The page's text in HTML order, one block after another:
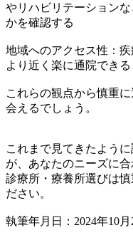
やリハビリテーション
かを確認する
地域へのアクセス性：
より近く楽に通院でき
これらの観点から慎重
会えるでしょう。
これまで見てきたよう
が、あなたのニーズに合
診療所・療養所選びは
ださい。
執筆年月日：2024年10月